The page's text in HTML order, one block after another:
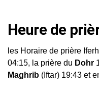
Heure de
les Horaire de prière
04:15, la prière du Dohr
Maghrib (Iftar) 19:43 et